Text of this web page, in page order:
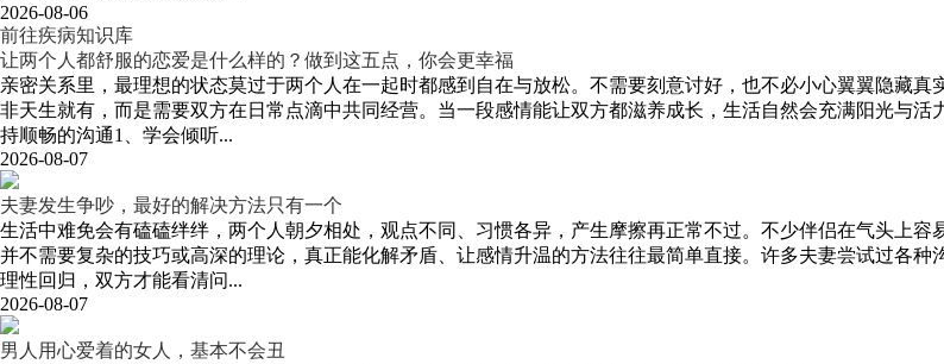
2026-08-06
前往疾病知识库
让两个人都舒服的恋爱是什么样的？做到这五点，你会更幸福
亲密关系里，最理想的状态莫过于两个人在一起时都感到自在与放松。不需要刻意讨好，也不必小心翼翼隐藏
非天生就有，而是需要双方在日常点滴中共同经营。当一段感情能让双方都滋养成长，生活自然会充满阳光与
持顺畅的沟通1、学会倾听...
2026-08-07
夫妻发生争吵，最好的解决方法只有一个
生活中难免会有磕磕绊绊，两个人朝夕相处，观点不同、习惯各异，产生摩擦再正常不过。不少伴侣在气头上
并不需要复杂的技巧或高深的理论，真正能化解矛盾、让感情升温的方法往往最简单直接。许多夫妻尝试过各
理性回归，双方才能看清问...
2026-08-07
男人用心爱着的女人，基本不会丑